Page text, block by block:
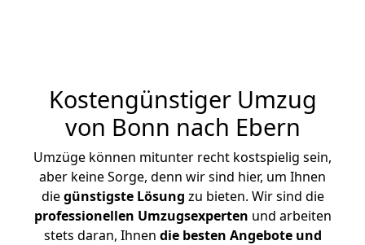
Kostengünstiger Umzug
von Bonn nach Ebern
Umzüge können mitunter recht kostspielig sein,
aber keine Sorge, denn wir sind hier, um Ihnen
diegünstigste Lösung zu bieten. Wir sind die
professionellen Umzugsexperten und arbeiten
stets daran, Ihnen die besten Angebote und